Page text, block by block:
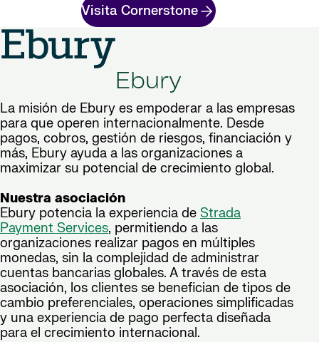
Visita Cornerstone
Ebury
La misión de Ebury es empoderar a las empresas
para que operen internacionalmente. Desde
pagos, cobros, gestión de riesgos, financiación y
más, Ebury ayuda a las organizaciones a
maximizar su potencial de crecimiento global.
Nuestra asociación
Ebury potencia la experiencia de Strada
Payment Services, permitiendo a las
organizaciones realizar pagos en múltiples
monedas, sin la complejidad de administrar
cuentas bancarias globales. A través de esta
asociación, los clientes se benefician de tipos de
cambio preferenciales, operaciones simplificadas
y una experiencia de pago perfecta diseñada
para el crecimiento internacional.